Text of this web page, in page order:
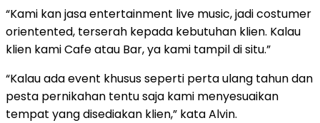
“Kami kan jasa entertainment live music, jadi costumer
orientented, terserah kepada kebutuhan klien. Kalau
klien kami Cafe atau Bar, ya kami tampil di situ.”
“Kalau ada event khusus seperti perta ulang tahun dan
pesta pernikahan tentu saja kami menyesuaikan
tempat yang disediakan klien,” kata Alvin.